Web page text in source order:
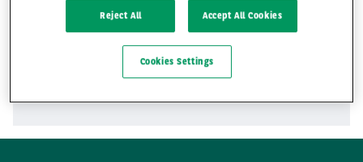
2550 3600
VRAAG OFFERTE AAN
Reject All Accept All Cookies
Cookies Settings